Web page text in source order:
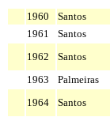
1960
Santos
1961
Santos
1962
Santos
1963
Palmeiras
1964
Santos